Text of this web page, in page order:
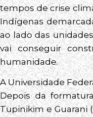
tempos de crise
Indígenas
ao lado das
vai conseguir
humanidade.
A Universidade
Depois da
Tupinikim e Guarani